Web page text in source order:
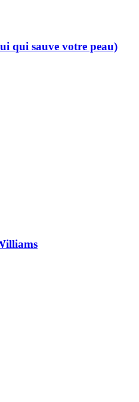
qui sauve votre peau)